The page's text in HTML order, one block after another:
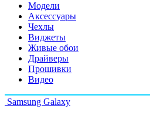
Модели
Аксессуары
Чехлы
Виджеты
Живые обои
Драйверы
Прошивки
Видео
Samsung Galaxy